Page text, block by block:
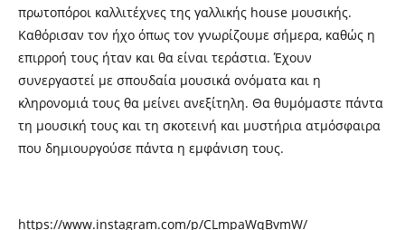
πρωτοπόροι καλλιτέχνες της γαλλικής house μουσικής.
Καθόρισαν τον ήχο όπως τον γνωρίζουμε σήμερα, καθώς η
επιρροή τους ήταν και θα είναι τεράστια. Έχουν
συνεργαστεί με σπουδαία μουσικά ονόματα και η
κληρονομιά τους θα μείνει ανεξίτηλη. Θα θυμόμαστε πάντα
τη μουσική τους και τη σκοτεινή και μυστήρια ατμόσφαιρα
που δημιουργούσε πάντα η εμφάνιση τους.
https://www.instagram.com/p/CLmpaWqBvmW/